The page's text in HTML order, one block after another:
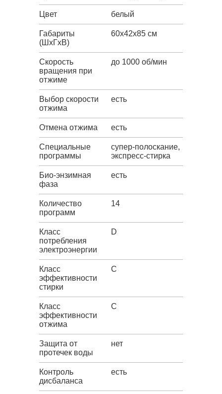
Цвет белый
Габариты
(ШxГxВ)
60x42x85 см
Скорость
вращения при
отжиме
до 1000 об/мин
Выбор скорости
отжима
есть
Отмена отжима есть
Специальные
программы
супер-полоскание,
экспресс-стирка
Био-энзимная
фаза
есть
Количество
программ
14
Класс
потребления
электроэнергии
D
Класс
эффективности
стирки
C
Класс
эффективности
отжима
C
Защита от
протечек воды
нет
Контроль
дисбаланса
есть